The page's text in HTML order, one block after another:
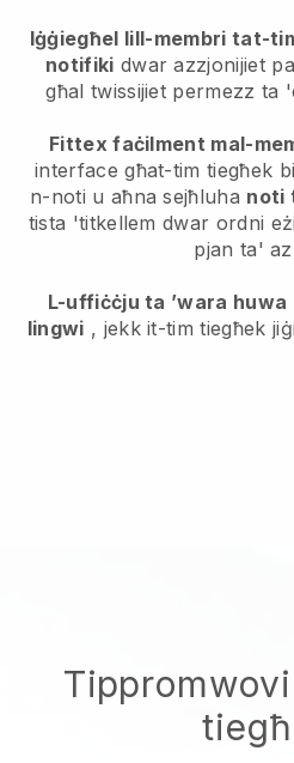
Iġġiegħel lill-membri tat-
notifiki dwar azzjonijiet
għal twissijiet permezz ta
Fittex faċilment mal-
interface għat-tim tiegħek
n-noti u aħna sejħluha noti
tista 'titkellem dwar ordni
pjan ta'
L-uffiċċju ta ’wara huwa
lingwi , jekk it-tim tiegħek